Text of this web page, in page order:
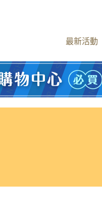
最新活動